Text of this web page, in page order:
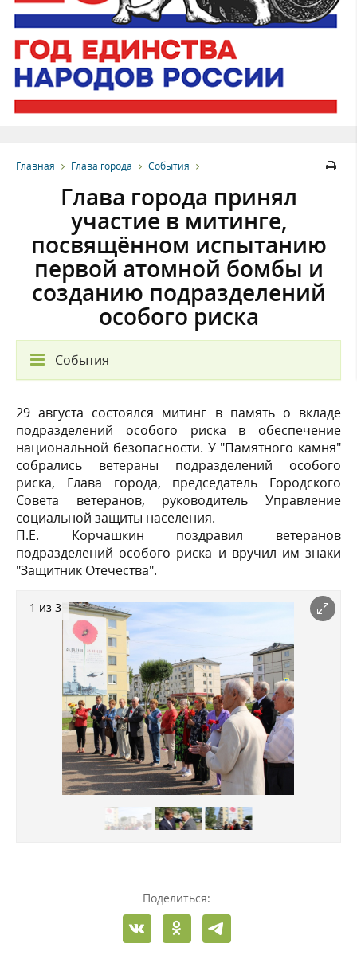
Главная Глава города События
Глава города принял
участие в митинге,
посвящённом испытанию
первой атомной бомбы и
созданию подразделений
особого риска
События
29 августа состоялся митинг в память о вкладе
подразделений особого риска в обеспечение
национальной безопасности. У "Памятного камня"
собрались ветераны подразделений особого
риска, Глава города, председатель Городского
Совета ветеранов, руководитель Управление
социальной защиты населения.
П.Е. Корчашкин поздравил ветеранов
подразделений особого риска и вручил им знаки
"Защитник Отечества".
1 из 3
Поделиться: